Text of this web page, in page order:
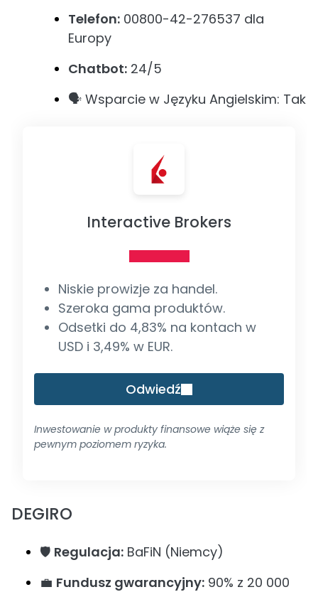
Telefon: 00800-42-276537 dla
Europy
Chatbot: 24/5
🗣️ Wsparcie w Języku Angielskim: Tak
Interactive Brokers
Niskie prowizje za handel.
Szeroka gama produktów.
Odsetki do 4,83% na kontach w
USD i 3,49% w EUR.
Odwiedź
Inwestowanie w produkty finansowe wiąże się z
pewnym poziomem ryzyka.
DEGIRO
🛡️ Regulacja: BaFiN (Niemcy)
💼 Fundusz gwarancyjny: 90% z 20 000